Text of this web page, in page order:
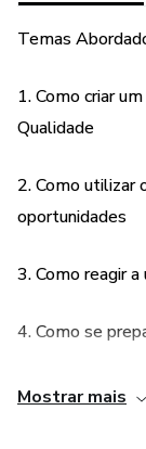
4. Como se
5. Chegando ao
6. Momento da
7. Redes Sociais
8. Após a
9. Dinâmicas de
Temas
1. Como criar
Qualidade
2. Como utilizar
oportunidades
3. Como reagir
4. Como se
5. Chegando ao
Mostrar mais